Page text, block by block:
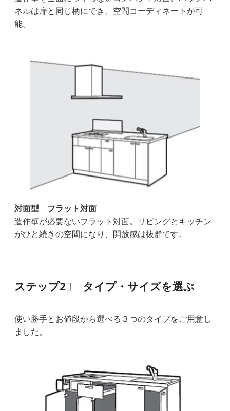
ネルは扉と同じ柄にでき、空間コーディネートが可
能。
対面型 フラット対面
造作壁が必要ないフラット対面。リビングとキッチン
がひと続きの空間になり、開放感は抜群です。
ステップ2⃣ タイプ・サイズを選ぶ
使い勝手とお値段から選べる３つのタイプをご用意し
ました。